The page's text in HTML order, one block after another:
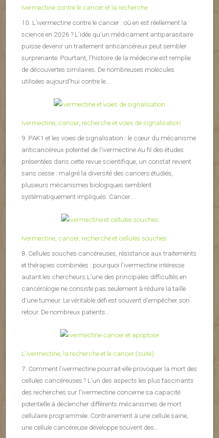
Ivermectine contre le cancer et la recherche
10. L’ivermectine contre le cancer : où en est réellement la
science en 2026 ? L’idée qu’un médicament antiparasitaire
puisse devenir un traitement anticancéreux peut sembler
surprenante. Pourtant, l’histoire de la médecine est remplie
de découvertes similaires. De nombreuses molécules
utilisées aujourd’hui contre le...
Ivermectine, cancer, recherche et voies de signalisation
9. PAK1 et les voies de signalisation : le cœur du mécanisme
anticancéreux potentiel de l’ivermectine Au fil des études
présentées dans cette revue scientifique, un constat revient
sans cesse : malgré la diversité des cancers étudiés,
plusieurs mécanismes biologiques semblent
systématiquement impliqués. Cancer...
Ivermectine, cancer, recherche et cellules souches
8. Cellules souches cancéreuses, résistance aux traitements
et thérapies combinées : pourquoi l’ivermectine intéresse
autant les chercheurs L’une des principales difficultés en
cancérologie ne consiste pas seulement à réduire la taille
d’une tumeur. Le véritable défi est souvent d’empêcher son
retour. De nombreux patients...
L’ivermectine, la recherche et le cancer (suite)
7. Comment l’ivermectine pourrait-elle provoquer la mort des
cellules cancéreuses ? L’un des aspects les plus fascinants
des recherches sur l’ivermectine concerne sa capacité
potentielle à déclencher différents mécanismes de mort
cellulaire programmée. Contrairement à une cellule saine,
une cellule cancéreuse développe souvent des...